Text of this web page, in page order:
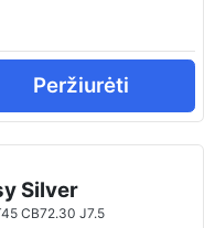
Peržiurėti
Silver
CB72.30 J7.5